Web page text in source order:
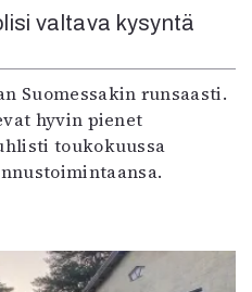
valtava kysyntä
Suomessakin runsaasti.
hyvin pienet
toukokuussa